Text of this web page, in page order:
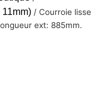
/ Courroie lisse
ext: 885mm.